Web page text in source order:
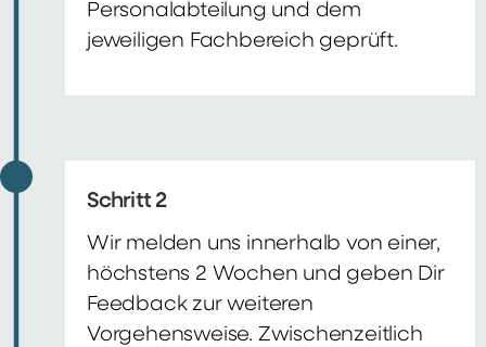
Personalabteilung und dem
jeweiligen Fachbereich geprüft.
Schritt 2
Wir melden uns innerhalb von einer,
höchstens 2 Wochen und geben Dir
Feedback zur weiteren
Vorgehensweise. Zwischenzeitlich